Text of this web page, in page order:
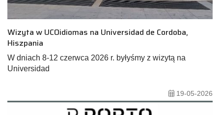
Wizyta w UCOidiomas na Universidad de Cordoba,
Hiszpania
W dniach 8-12 czerwca 2026 r. byłyśmy z wizytą na
Universidad
19-05-2026